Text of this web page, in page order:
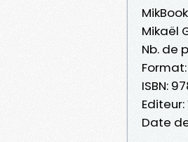
Mikaël
Nb. de
Format:
ISBN:
Date